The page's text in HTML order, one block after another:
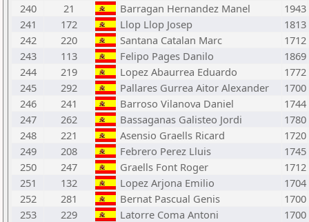
240
21 Barragan Hernandez Manel
1943
241
172 Llop Llop Josep
1813
242
220 Santana Catalan Marc
1712
243
113 Felipo Pages Danilo
1869
244
219 Lopez Abaurrea Eduardo
1772
245
292 Pallares Gurrea Aitor Alexander
1700
246
241 Barroso Vilanova Daniel
1744
247
262 Bassaganas Galisteo Jordi
1780
248
221 Asensio Graells Ricard
1720
249
208 Febrero Perez Lluis
1745
250
247 Graells Font Roger
1712
251
132 Lopez Arjona Emilio
1704
252
281 Bernat Pascual Genis
1700
253
229 Latorre Coma Antoni
1700